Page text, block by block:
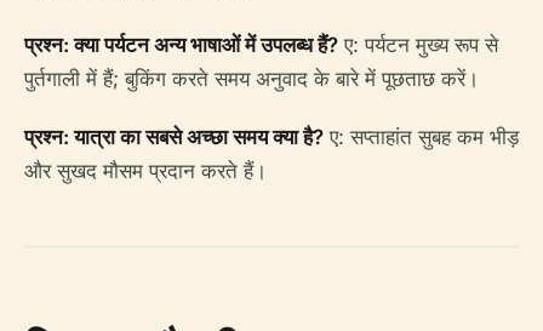
प्रश्न: क्या पर्यटन अन्य भाषाओं में उपलब्ध हैं? ए: पर्यटन मुख्य रूप से
पुर्तगाली में हैं; बुकिंग करते समय अनुवाद के बारे में पूछताछ करें।
प्रश्न: यात्रा का सबसे अच्छा समय क्या है? ए: सप्ताहांत सुबह कम भीड़
और सुखद मौसम प्रदान करते हैं।